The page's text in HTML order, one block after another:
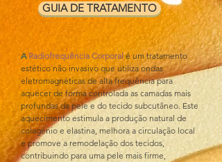
GUIA DE TRATAMENTO
A Radiofrequência Corporal é um tratamento
estético não invasivo que utiliza ondas
eletromagnéticas de alta frequência para
aquecer de forma controlada as camadas mais
profundas da pele e do tecido subcutâneo. Este
aquecimento estimula a produção natural de
colagénio e elastina, melhora a circulação local
e promove a remodelação dos tecidos,
contribuindo para uma pele mais firme,